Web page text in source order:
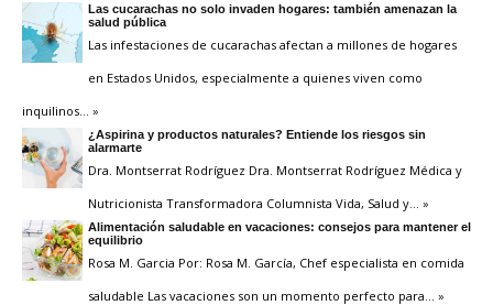
Las cucarachas no solo invaden hogares: también amenazan la
salud pública
Las infestaciones de cucarachas afectan a millones de hogares
en Estados Unidos, especialmente a quienes viven como
inquilinos … »
¿Aspirina y productos naturales? Entiende los riesgos sin
alarmarte
Dra. Montserrat Rodríguez Dra. Montserrat Rodríguez Médica y
Nutricionista Transformadora Columnista Vida, Salud y … »
Alimentación saludable en vacaciones: consejos para mantener el
equilibrio
Rosa M. Garcia Por: Rosa M. García, Chef especialista en comida
saludable Las vacaciones son un momento perfecto para … »